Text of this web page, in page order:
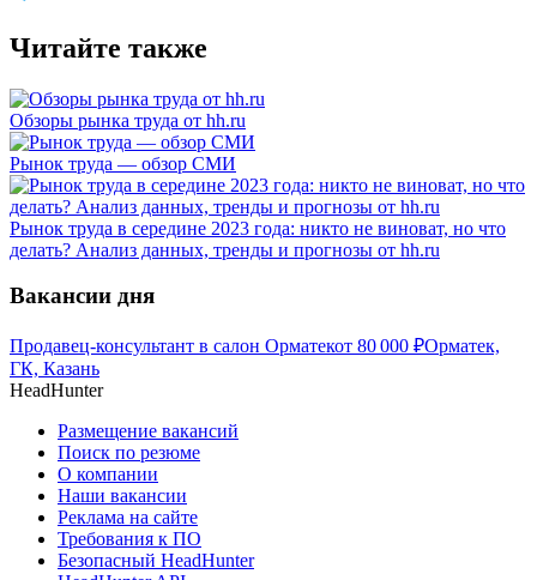
Читайте также
Обзоры рынка труда от hh.ru
Рынок труда — обзор СМИ
Рынок труда в середине 2023 года: никто не виноват, но что
делать? Анализ данных, тренды и прогнозы от hh.ru
Вакансии дня
Продавец-консультант в салон Орматекот 80 000 ₽Орматек,
ГК, Казань
HeadHunter
Размещение вакансий
Поиск по резюме
О компании
Наши вакансии
Реклама на сайте
Требования к ПО
Безопасный HeadHunter